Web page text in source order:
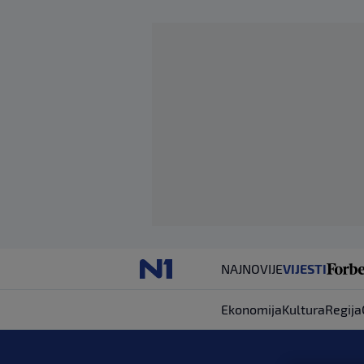
NAJNOVIJEVIJESTI
EkonomijaKulturaRegija